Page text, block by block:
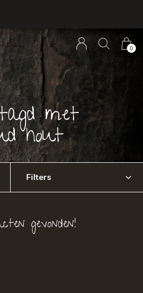
0
met
hout
Filters
gevonden!